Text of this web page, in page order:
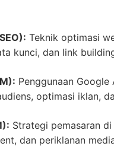
Teknik optimasi
kunci, dan link
Penggunaan
optimasi iklan,
Strategi pemasaran
dan periklanan